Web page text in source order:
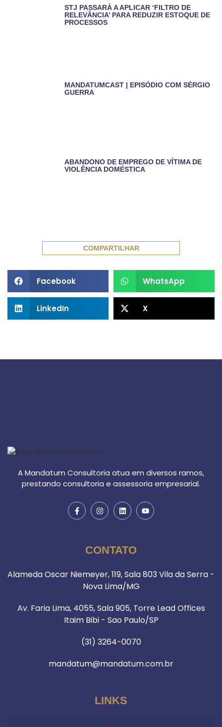
STJ PASSARÁ A APLICAR ‘FILTRO DE
RELEVÂNCIA’ PARA REDUZIR ESTOQUE DE
PROCESSOS
MANDATUMCAST | EPISÓDIO COM SÉRGIO
GUERRA
ABANDONO DE EMPREGO DE VÍTIMA DE
VIOLÊNCIA DOMÉSTICA
COMPARTILHAR
Facebook WhatsApp
LinkedIn X
A Mandatum Consultoria atua em diversos ramos,
prestando consultoria e assessoria empresarial.
CONTATO
Alameda Oscar Niemeyer, 119, Sala 803 Vila da Serra -
Nova Lima/MG
Av. Faria Lima, 4055, Sala 905, Torre Lead Offices
Itaim Bibi - Sao Paulo/SP
(31) 3264-0070
mandatum@mandatum.com.br
LINKS